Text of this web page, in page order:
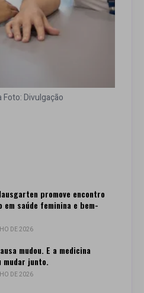
Divulgação
promove encontro
em saúde feminina e bem-
DE 2026
mudou. E a medicina
mudar junto.
DE 2026